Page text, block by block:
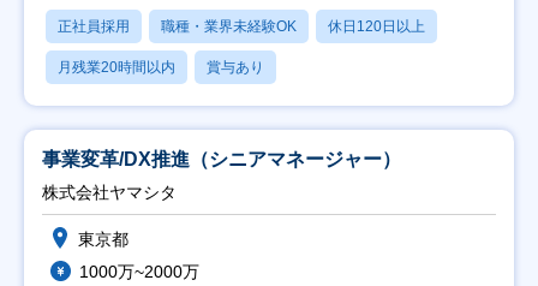
正社員採用 職種・業界未経験OK 休日120日以上
月残業20時間以内 賞与あり
事業変革/DX推進（シニアマネージャー）
株式会社ヤマシタ
東京都
1000万~2000万